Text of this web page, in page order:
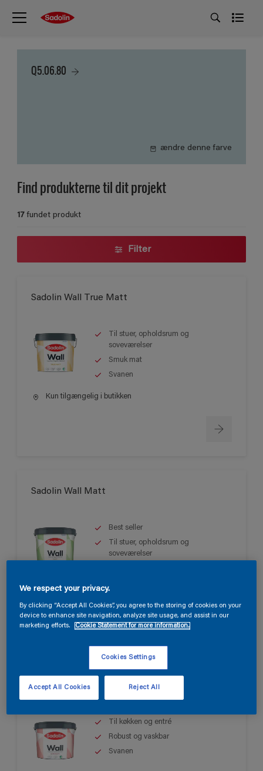
Q5.06.80
ændre denne farve
Find produkterne til dit projekt
17fundet produkt
Filter
Sadolin Wall True Matt
Til stuer, opholdsrum og
soveværelser
Smuk mat
Svanen
Kun tilgængelig i butikken
Sadolin Wall Matt
Best seller
Til stuer, opholdsrum og
soveværelser
Kun tilgængelig i butikken
Sadolin Wall Semi Matt
Til køkken og entré
Robust og vaskbar
Svanen
We respect your privacy.
By clicking “Accept All Cookies”, you agree to the storing of cookies on your
device to enhance site navigation, analyze site usage, and assist in our
marketing efforts.
Cookie Statement for more information.
Cookies Settings
Reject All
Accept All Cookies